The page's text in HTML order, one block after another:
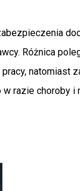
Różnica
natomiast
razie choroby i